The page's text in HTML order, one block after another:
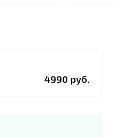
4990 руб.